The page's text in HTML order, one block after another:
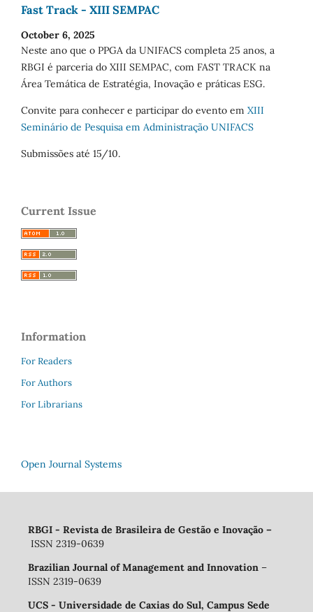
Fast Track - XIII SEMPAC
October 6, 2025
Neste ano que o PPGA da UNIFACS completa 25 anos, a
RBGI é parceria do XIII SEMPAC, com FAST TRACK na
Área Temática de Estratégia, Inovação e práticas ESG.
Convite para conhecer e participar do evento em XIII
Seminário de Pesquisa em Administração UNIFACS
Submissões até 15/10.
Current Issue
Information
For Readers
For Authors
For Librarians
Open Journal Systems
RBGI - Revista de Brasileira de Gestão e Inovação –
ISSN 2319-0639
Brazilian Journal of Management and Innovation –
ISSN 2319-0639
UCS - Universidade de Caxias do Sul, Campus Sede